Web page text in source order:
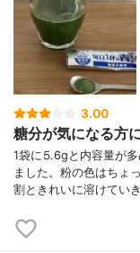
3.00
糖分が気になる方
1袋に⒌6gと内容量が多
ました。粉の色はちょ
割ときれいに溶けてい